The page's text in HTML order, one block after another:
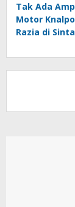
Tak Ada
Motor
Razia di